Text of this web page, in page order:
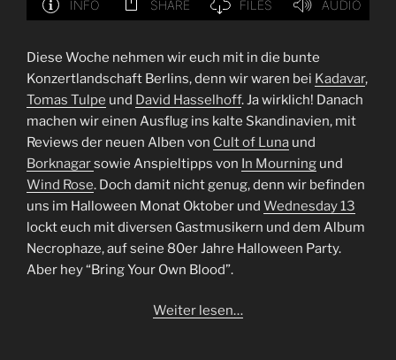
Diese Woche nehmen wir euch mit in die bunte
Konzertlandschaft Berlins, denn wir waren bei Kadavar,
Tomas Tulpe und David Hasselhoff. Ja wirklich! Danach
machen wir einen Ausflug ins kalte Skandinavien, mit
Reviews der neuen Alben von Cult of Luna und
Borknagarsowie Anspieltipps von In Mourning und
Wind Rose. Doch damit nicht genug, denn wir befinden
uns im Halloween Monat Oktober und Wednesday 13
lockt euch mit diversen Gastmusikern und dem Album
Necrophaze, auf seine 80er Jahre Halloween Party.
Aber hey “Bring Your Own Blood”.
Weiter lesen…